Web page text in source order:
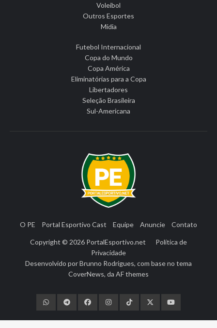
Voleibol
Outros Esportes
Mídia
Futebol Internacional
Copa do Mundo
Copa América
Eliminatórias para a Copa
Libertadores
Seleção Brasileira
Sul-Americana
O PE Portal Esportivo Cast Equipe Anuncie Contato
Copyright © 2026 PortalEsportivo.net
Política de
Privacidade
Desenvolvido porBrunno Rodrigues, com base no tema
CoverNews, da AF themes